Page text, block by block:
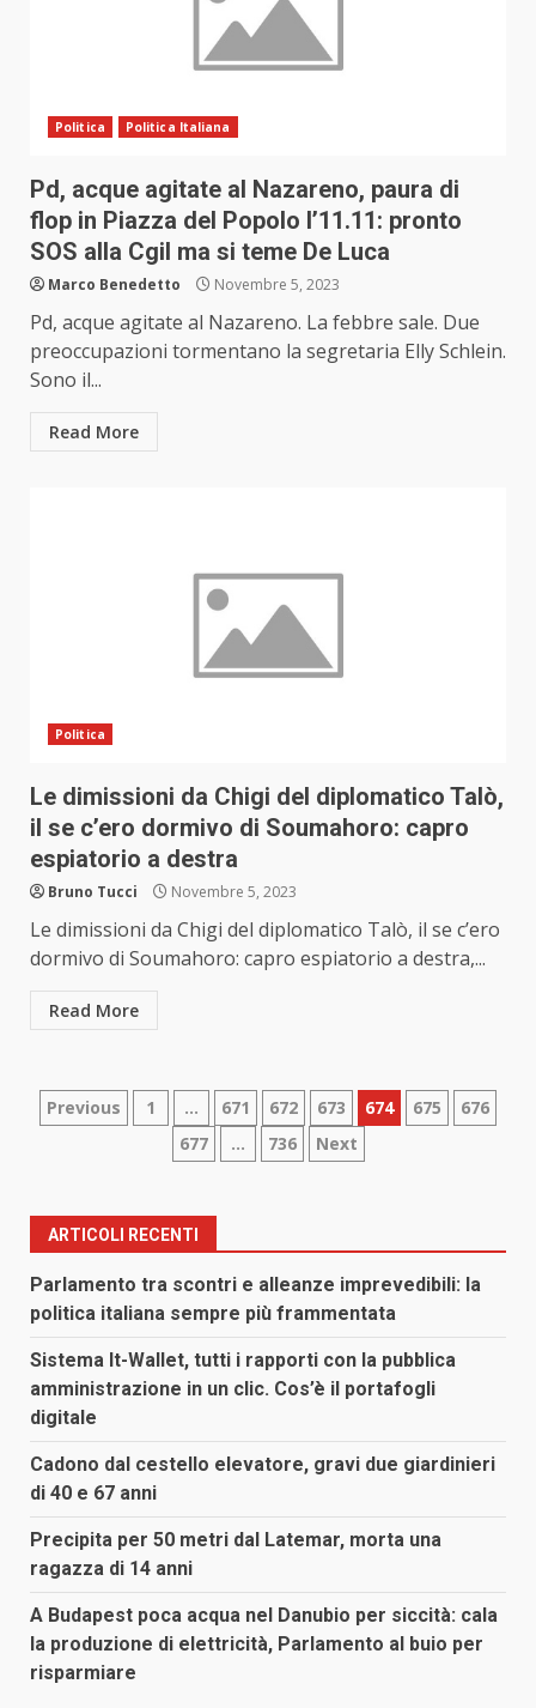
Politica Politica Italiana
Pd, acque agitate al Nazareno, paura di
flop in Piazza del Popolo l’11.11: pronto
SOS alla Cgil ma si teme De Luca
Marco Benedetto Novembre 5, 2023
Pd, acque agitate al Nazareno. La febbre sale. Due
preoccupazioni tormentano la segretaria Elly Schlein.
Sono il...
Read More
Politica
Le dimissioni da Chigi del diplomatico Talò,
il se c’ero dormivo di Soumahoro: capro
espiatorio a destra
Bruno Tucci Novembre 5, 2023
Le dimissioni da Chigi del diplomatico Talò, il se c’ero
dormivo di Soumahoro: capro espiatorio a destra,...
Read More
Paginazione
articoli
Previous 1 … 671 672 673 674 675
676
677
… 736 Next
ARTICOLI RECENTI
Parlamento tra scontri e alleanze imprevedibili: la
politica italiana sempre più frammentata
Sistema It-Wallet, tutti i rapporti con la pubblica
amministrazione in un clic. Cos’è il portafogli
digitale
Cadono dal cestello elevatore, gravi due giardinieri
di 40 e 67 anni
Precipita per 50 metri dal Latemar, morta una
ragazza di 14 anni
A Budapest poca acqua nel Danubio per siccità: cala
la produzione di elettricità, Parlamento al buio per
risparmiare